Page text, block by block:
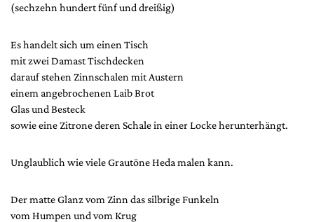
(sechzehn hundert fünf und dreißig)
Es handelt sich um einen Tisch
mit zwei Damast Tischdecken
darauf stehen Zinnschalen mit Austern
einem angebrochenen Laib Brot
Glas und Besteck
sowie eine Zitrone deren Schale in einer Locke herunterhängt.
Unglaublich wie viele Grautöne Heda malen kann.
Der matte Glanz vom Zinn das silbrige Funkeln
vom Humpen und vom Krug